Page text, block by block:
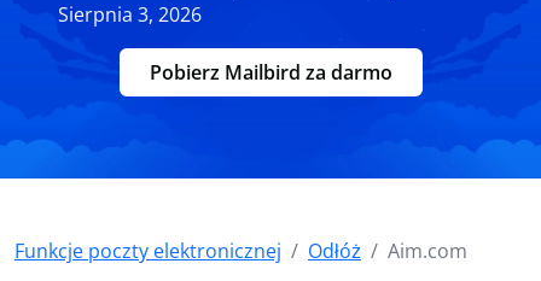
Sierpnia 3, 2026
Pobierz Mailbird za darmo
Funkcje poczty elektronicznej Odłóż Aim.com